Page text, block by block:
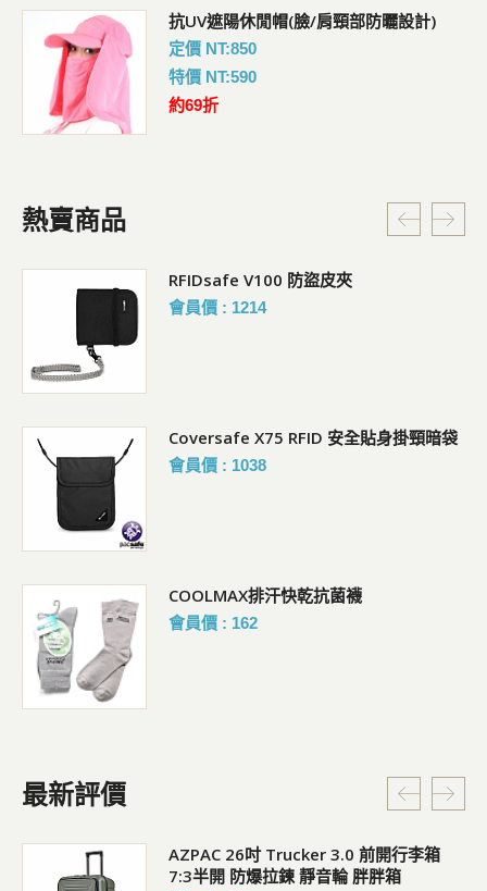
抗UV遮陽休閒帽(臉/肩頸部防曬設計)
定價 NT:850
特價 NT:590
約69折
熱賣商品
RFIDsafe V100 防盜皮夾
會員價 : 1214
Coversafe X75 RFID 安全貼身掛頸暗袋
會員價 : 1038
COOLMAX排汗快乾抗菌襪
會員價 : 162
最新評價
AZPAC 26吋 Trucker 3.0 前開行李箱
7:3半開 防爆拉鍊 靜音輪 胖胖箱